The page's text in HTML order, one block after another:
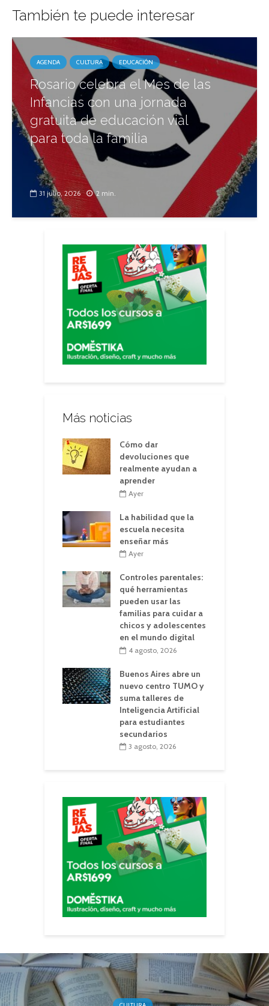
También te puede interesar
AGENDA CULTURA EDUCACIÓN
Rosario celebra el Mes de las
Infancias con una jornada
gratuita de educación vial
para toda la familia
31 julio, 2026 2 min.
Más noticias
Cómo dar
devoluciones que
realmente ayudan a
aprender
Ayer
La habilidad que la
escuela necesita
enseñar más
Ayer
Controles parentales:
qué herramientas
pueden usar las
familias para cuidar a
chicos y adolescentes
en el mundo digital
4 agosto, 2026
Buenos Aires abre un
nuevo centro TUMO y
suma talleres de
Inteligencia Artificial
para estudiantes
secundarios
3 agosto, 2026